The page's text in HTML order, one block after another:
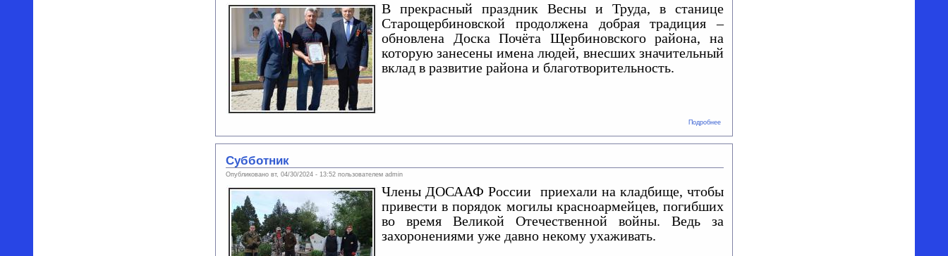
В прекрасный праздник Весны и Труда, в станице
Старощербиновской продолжена добрая традиция –
обновлена Доска Почёта Щербиновского района, на
которую занесены имена людей, внесших значительный
вклад в развитие района и благотворительность.
Подробнеео
Почёта
Субботник
Опубликовано вт, 04/30/2024 - 13:52 пользователем admin
Члены ДОСААФ России приехали на кладбище, чтобы
привести в порядок могилы красноармейцев, погибших
во время Великой Отечественной войны. Ведь за
захоронениями уже давно некому ухаживать.